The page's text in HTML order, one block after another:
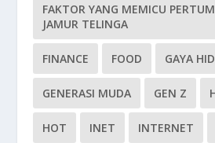
FAKTOR YANG MEMICU
JAMUR TELINGA
FINANCE FOOD GAYA
GENERASI MUDA GEN Z
HOT INET INTERNET